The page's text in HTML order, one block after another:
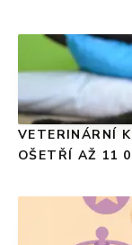
VETERINÁRNÍ
OŠETŘÍ AŽ 11